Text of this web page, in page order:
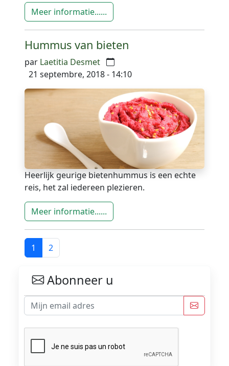
Meer informatie......
Hummus van bieten
par Laetitia Desmet
21 septembre, 2018 - 14:10
Heerlijk geurige bietenhummus is een echte
reis, het zal iedereen plezieren.
Meer informatie......
1 2
Abonneer u